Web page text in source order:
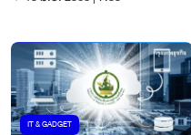
IT & GADGET